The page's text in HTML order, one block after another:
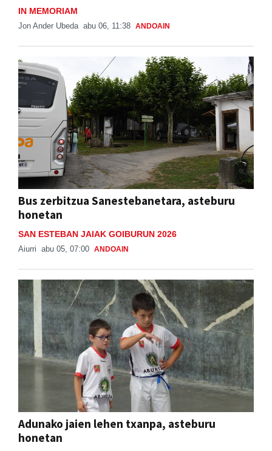
IN MEMORIAM
Jon Ander Ubeda abu 06, 11:38 ANDOAIN
Bus zerbitzua Sanestebanetara, asteburu
honetan
SAN ESTEBAN JAIAK GOIBURUN 2026
Aiurri abu 05, 07:00 ANDOAIN
Adunako jaien lehen txanpa, asteburu
honetan